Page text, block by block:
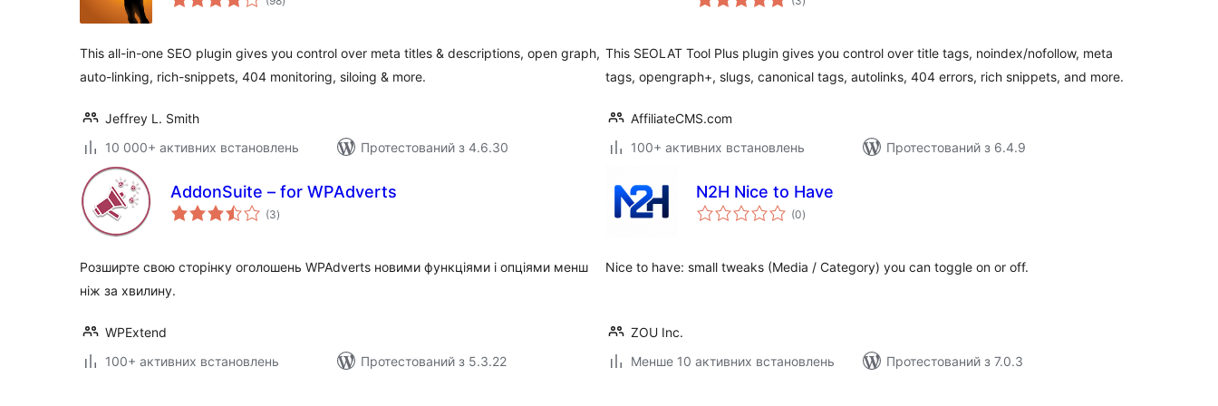
рейтинг
This all-in-one SEO plugin gives you control over meta titles & descriptions, open graph,
auto-linking, rich-snippets, 404 monitoring, siloing & more.
Jeffrey L. Smith
10 000+ активних встановлень
Протестований з 4.6.30
рейтинг
This SEOLAT Tool Plus plugin gives you control over title tags, noindex/nofollow, meta
tags, opengraph+, slugs, canonical tags, autolinks, 404 errors, rich snippets, and more.
AffiliateCMS.com
100+ активних встановлень
Протестований з 6.4.9
AddonSuite – for WPAdverts
(3загальний
рейтинг
)
Розширте свою сторінку оголошень WPAdverts новими функціями і опціями менш
ніж за хвилину.
WPExtend
100+ активних встановлень
Протестований з 5.3.22
N2H Nice to Have
(0загальний
рейтинг
)
Nice to have: small tweaks (Media / Category) you can toggle on or off.
ZOU Inc.
Менше 10 активних встановлень
Протестований з 7.0.3